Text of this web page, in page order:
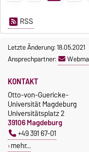
RSS
Letzte Änderung: 18.05.2021
Ansprechpartner:
KONTAKT
Otto-von-Guericke-
Universität Magdeburg
Universitätsplatz 2
39106 Magdeburg
+49 391 67-01
mehr…